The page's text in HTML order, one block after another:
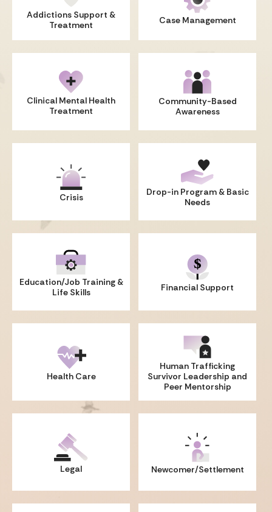
Addictions Support &
Treatment
Case Management
Clinical Mental Health
Treatment
Community-Based
Awareness
Crisis
Drop-in Program& Basic
Needs
Education/Job Training&
Life Skills
Financial Support
Health Care
Human Trafficking
Survivor Leadership and
Peer Mentorship
Legal Newcomer/Settlement